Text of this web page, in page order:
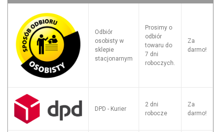
Odbiór
osobisty w
sklepie
stacjonarnym
Prosimy o
odbiór
towaru do
7 dni
roboczych.
Za
darmo!
DPD - Kurier
2 dni
robocze
Za
darmo!